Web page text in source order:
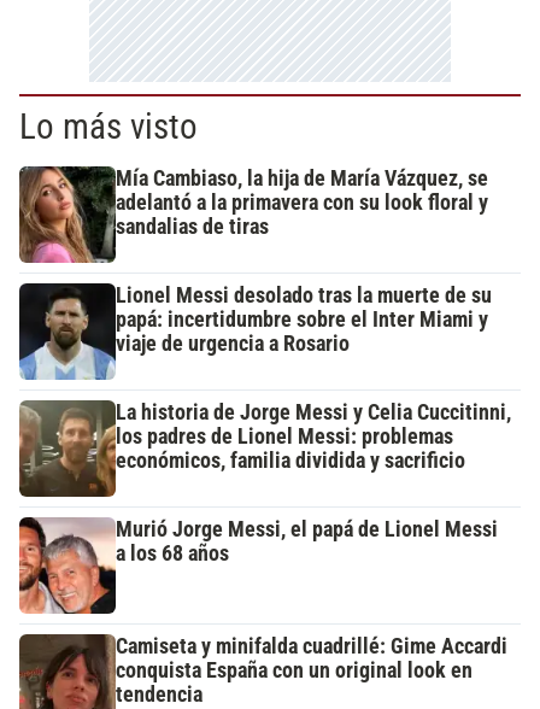
Lo más visto
Mía Cambiaso, la hija de María Vázquez, se
adelantó a la primavera con su look floral y
sandalias de tiras
Lionel Messi desolado tras la muerte de su
papá: incertidumbre sobre el Inter Miami y
viaje de urgencia a Rosario
La historia de Jorge Messi y Celia Cuccitinni,
los padres de Lionel Messi: problemas
económicos, familia dividida y sacrificio
Murió Jorge Messi, el papá de Lionel Messi
a los 68 años
Camiseta y minifalda cuadrillé: Gime Accardi
conquista España con un original look en
tendencia